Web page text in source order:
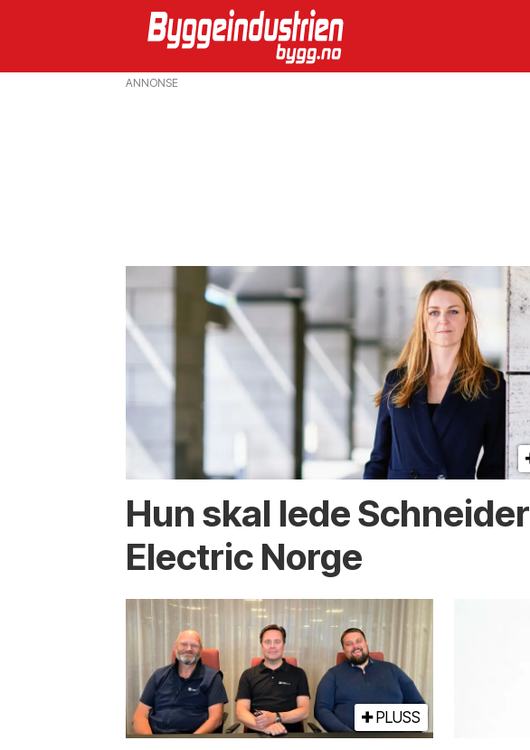
ANNONSE
Hun skal lede Schneider
Electric Norge
PLUSS